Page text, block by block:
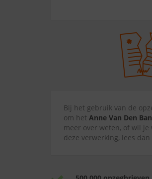
Bij het gebruik van de
om het Anne Van Den
meer over weten, of wil
deze verwerking, lees dan